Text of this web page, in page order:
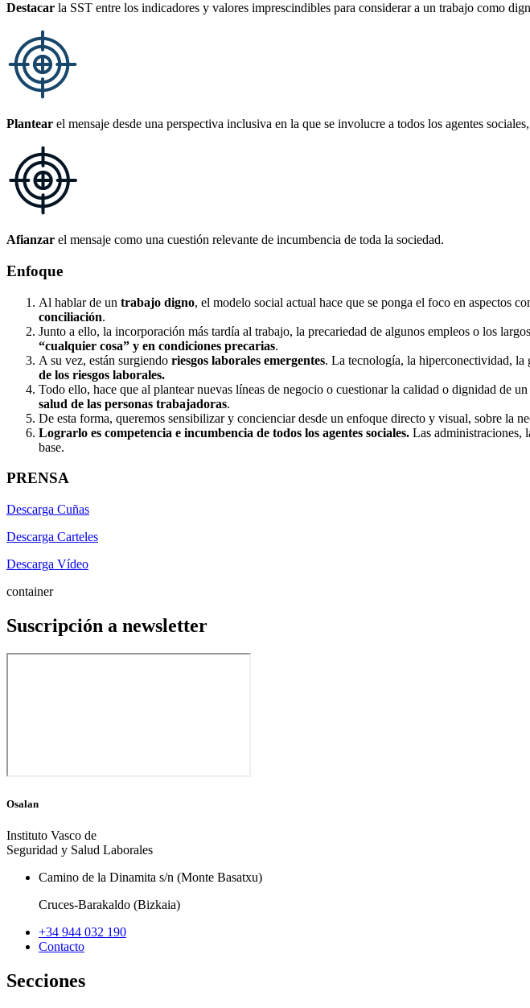
Destacar la SST entre los indicadores y valores imprescindibles para considerar a un trabajo como
Plantear el mensaje desde una perspectiva inclusiva en la que se involucre a todos los agentes
Afianzar el mensaje como una cuestión relevante de incumbencia de toda la sociedad.
Enfoque
Al hablar de un trabajo digno, el modelo social actual hace que se ponga el foco en aspectos
conciliación.
Junto a ello, la incorporación más tardía al trabajo, la precariedad de algunos empleos o los
“cualquier cosa” y en condiciones precarias.
A su vez, están surgiendo riesgos laborales emergentes. La tecnología, la hiperconectividad,
de los riesgos laborales.
Todo ello, hace que al plantear nuevas líneas de negocio o cuestionar la calidad o dignidad de un
salud de las personas trabajadoras.
De esta forma, queremos sensibilizar y concienciar desde un enfoque directo y visual, sobre la
Lograrlo es competencia e incumbencia de todos los agentes sociales. Las administraciones,
base.
PRENSA
Descarga Cuñas
Descarga Carteles
Descarga Vídeo
container
Suscripción a newsletter
Osalan
Instituto Vasco de
Seguridad y Salud Laborales
Camino de la Dinamita s/n (Monte Basatxu)
Cruces-Barakaldo (Bizkaia)
+34 944 032 190
Contacto
Secciones